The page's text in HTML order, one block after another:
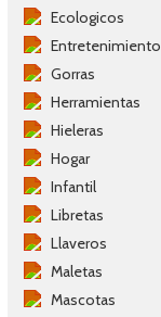
Ecologicos
Entretenimiento
Gorras
Herramientas
Hieleras
Hogar
Infantil
Libretas
Llaveros
Maletas
Mascotas